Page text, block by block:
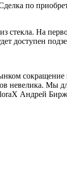
по
стекла. На
доступен
невелика. Мы
Андрей